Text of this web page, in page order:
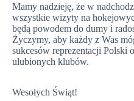
Mamy nadzieję, że w
wszystkie wizyty na
będą powodem do dumy i
Życzymy, aby każdy z Was
sukcesów reprezentacji Polski
ulubionych klubów.
Wesołych Świąt!